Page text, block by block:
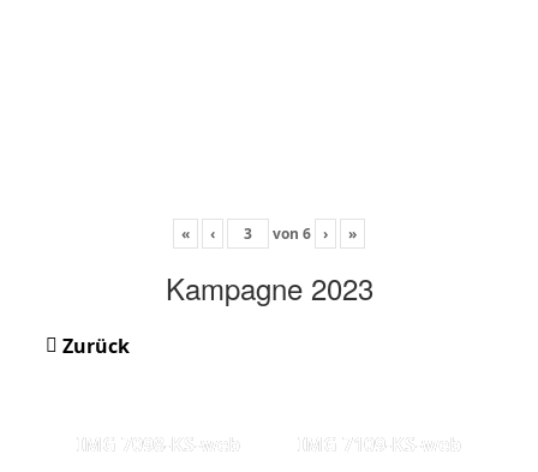
« ‹ von 6 › »
Kampagne 2023
Zurück
IMG 7098-KS-web IMG 7109-KS-web